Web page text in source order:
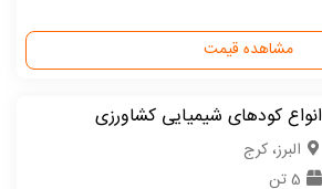
مشاهده قیمت
انواع کودهای شیمیایی کشاورزی
البرز، کرج
5 تن